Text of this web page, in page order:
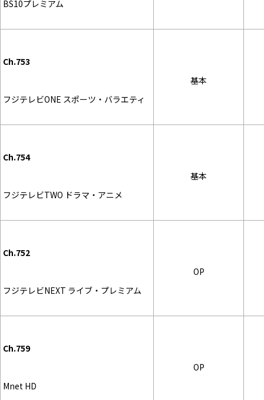
BS10プレミアム
Ch.753
フジテレビONE スポーツ・バラエティ
基本
Ch.754
フジテレビTWO ドラマ・アニメ
基本
Ch.752
フジテレビNEXT ライブ・プレミアム
OP
Ch.759
Mnet HD
OP